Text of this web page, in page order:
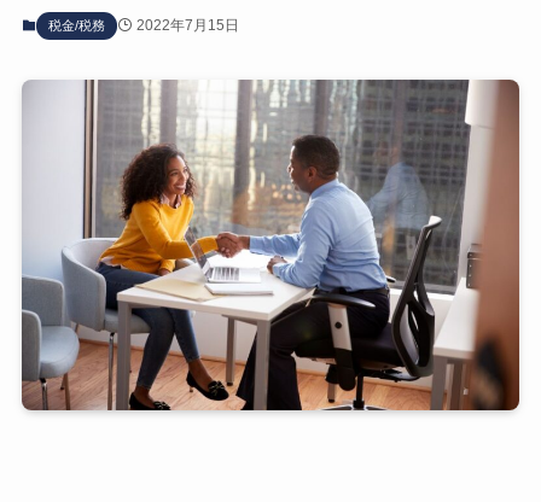
税金/税務 2022年7月15日